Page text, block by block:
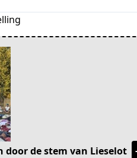
door de stem van Lieselot